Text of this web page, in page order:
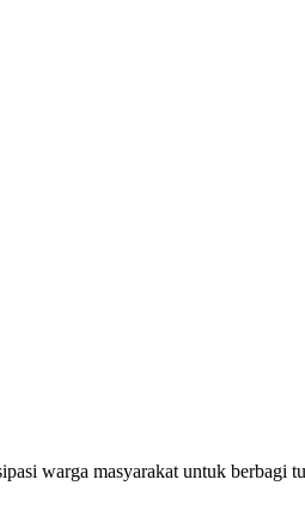
warga masyarakat untuk berbagi